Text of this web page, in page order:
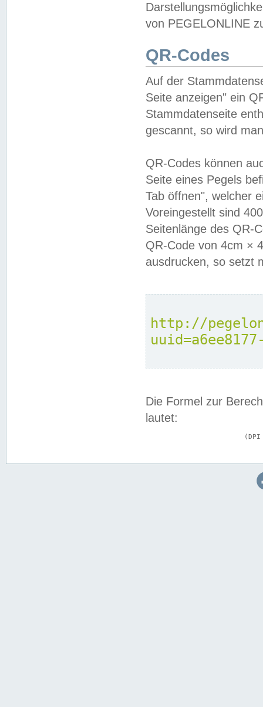
von PEGELONLINE
QR-Codes
Auf der
Seite anzeigen" ein
Stammdatenseite
gescannt, so wird
QR-Codes können
Seite eines Pegels
Tab öffnen", welcher
Voreingestellt sind
Seitenlänge des QR-
QR-Code von 4cm ×
ausdrucken, so setzt
http://
Die Formel zur
lautet: